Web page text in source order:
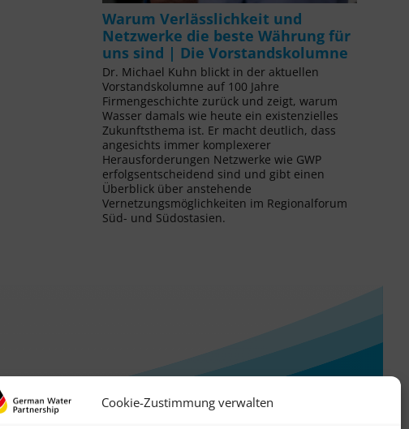
Cookie-Zustimmung verwalten
Warum Verlässlichkeit und
Netzwerke die beste Währung für
uns sind | Die Vorstandskolumne
Dr. Michael Kuhn blickt in der aktuellen
Vorstandskolumne auf 100 Jahre
Firmengeschichte zurück und zeigt, warum
Wasser damals wie heute ein existenzielles
Zukunftsthema ist. Er macht deutlich, dass
angesichts immer komplexerer
Herausforderungen Netzwerke wie GWP
erfolgsentscheidend sind und gibt einen
Überblick über anstehende
Vernetzungsmöglichkeiten im Regionalforum
Süd- und Südostasien.